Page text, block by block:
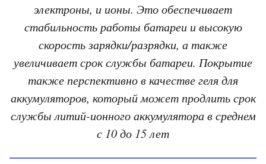
электроны, и ионы. Это обеспечивает
стабильность работы батареи и высокую
скорость зарядки/разрядки, а также
увеличивает срок службы батареи. Покрытие
также перспективно в качестве геля для
аккумуляторов, который может продлить срок
службы литий-ионного аккумулятора в среднем
с 10 до 15 лет